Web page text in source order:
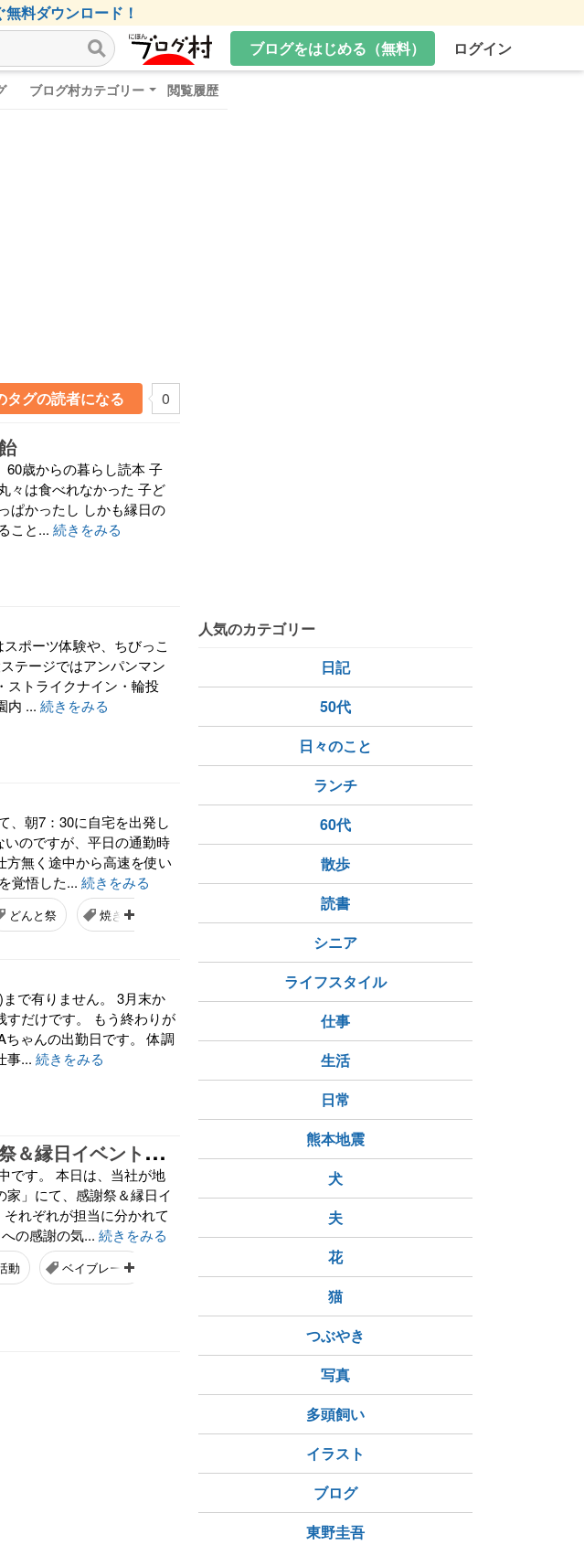
料ダウンロード！
ブログをはじめる（無料）
ログイン
ブログ村カテゴリー 閲覧履歴
タグの読者になる 0
60歳からの暮らし読本 子
々は食べれなかった 子ど
ぱかったし しかも縁日の
こと... 続きをみる
ポーツ体験や、ちびっこ
テージではアンパンマン
ストライクナイン・輪投
内 ... 続きをみる
、朝7：30に自宅を出発し
のですが、平日の通勤時
無く途中から高速を使い
覚悟した... 続きをみる
どんと祭 焼きそば
で有りません。 3月末か
すだけです。 もう終わりが
ゃんの出勤日です。 体調
事... 続きをみる
地
域貢献活動「子安の丘みんなの家」感謝祭＆縁日イベントを開催しました
です。 本日は、当社が地
」にて、感謝祭＆縁日イ
れぞれが担当に分かれて
の感謝の気... 続きをみる
動 ベイブレード スーパーボールすくい
人気のカテゴリー
日記
50代
日々のこと
ランチ
60代
散歩
読書
シニア
ライフスタイル
仕事
生活
日常
熊本地震
犬
夫
花
猫
つぶやき
写真
多頭飼い
イラスト
ブログ
東野圭吾